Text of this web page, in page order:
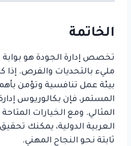
الخاتمة
تخصص إدارة الجودة هو
مليء بالتحديات والفرص.
بيئة عمل تنافسية وتؤمن
المستمر، فإن بكالوريوس
المثالي. ومع الخيارات المتاحة
العربية الدولية، يمكنك
ثابتة نحو النجاح المهني.